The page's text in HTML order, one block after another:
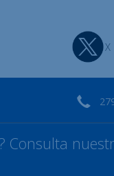
X
Consulta